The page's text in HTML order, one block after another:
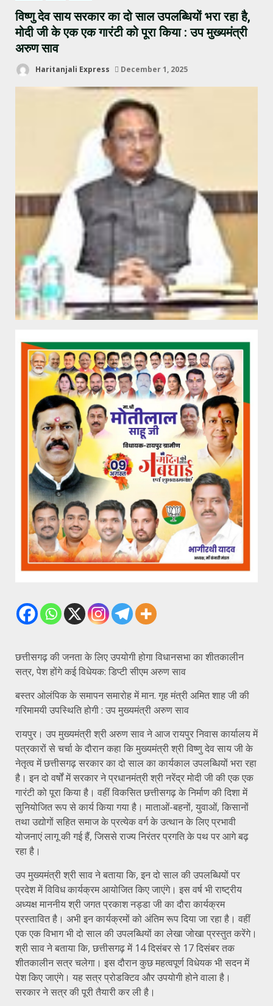
विष्णु देव साय सरकार का दो साल उपलब्धियों भरा रहा है,
मोदी जी के एक एक गारंटी को पूरा किया : उप मुख्यमंत्री
अरुण साव
Haritanjali Express December 1, 2025
छत्तीसगढ़ की जनता के लिए उपयोगी होगा विधानसभा का शीतकालीन
सत्र, पेश होंगे कई विधेयक: डिप्टी सीएम अरुण साव
बस्तर ओलंपिक के समापन समारोह में मान. गृह मंत्री अमित शाह जी की
गरिमामयी उपस्थिति होगी : उप मुख्यमंत्री अरुण साव
रायपुर। उप मुख्यमंत्री श्री अरुण साव ने आज रायपुर निवास कार्यालय में
पत्रकारों से चर्चा के दौरान कहा कि मुख्यमंत्री श्री विष्णु देव साय जी के
नेतृत्व में छत्तीसगढ़ सरकार का दो साल का कार्यकाल उपलब्धियों भरा रहा
है। इन दो वर्षों में सरकार ने प्रधानमंत्री श्री नरेंद्र मोदी जी की एक एक
गारंटी को पूरा किया है। वहीं विकसित छत्तीसगढ़ के निर्माण की दिशा में
सुनियोजित रूप से कार्य किया गया है। माताओं-बहनों, युवाओं, किसानों
तथा उद्योगों सहित समाज के प्रत्येक वर्ग के उत्थान के लिए प्रभावी
योजनाएं लागू की गई हैं, जिससे राज्य निरंतर प्रगति के पथ पर आगे बढ़
रहा है।
उप मुख्यमंत्री श्री साव ने बताया कि, इन दो साल की उपलब्धियों पर
प्रदेश में विविध कार्यक्रम आयोजित किए जाएंगे। इस वर्ष भी राष्ट्रीय
अध्यक्ष माननीय श्री जगत प्रकाश नड्डा जी का दौरा कार्यक्रम
प्रस्तावित है। अभी इन कार्यक्रमों को अंतिम रूप दिया जा रहा है। वहीं
एक एक विभाग भी दो साल की उपलब्धियों का लेखा जोखा प्रस्तुत करेंगे।
श्री साव ने बताया कि, छत्तीसगढ़ में 14 दिसंबर से 17 दिसंबर तक
शीतकालीन सत्र चलेगा। इस दौरान कुछ महत्वपूर्ण विधेयक भी सदन में
पेश किए जाएंगे। यह सत्र प्रोडक्टिव और उपयोगी होने वाला है।
सरकार ने सत्र की पूरी तैयारी कर ली है।